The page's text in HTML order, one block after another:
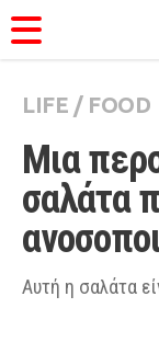
ΚΑΤΗΓΟΡΊΕΣ
Ειδήσεις
Θέματα
Videos
Podcasts
LIFE / FOOD
Mια
σαλάτα
Αυτή η σαλάτα